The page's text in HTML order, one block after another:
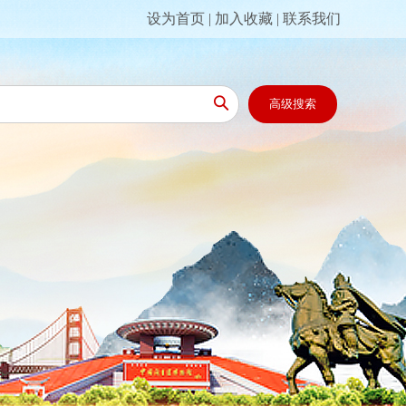
设为首页 | 加入收藏 | 联系我们
 高级搜索